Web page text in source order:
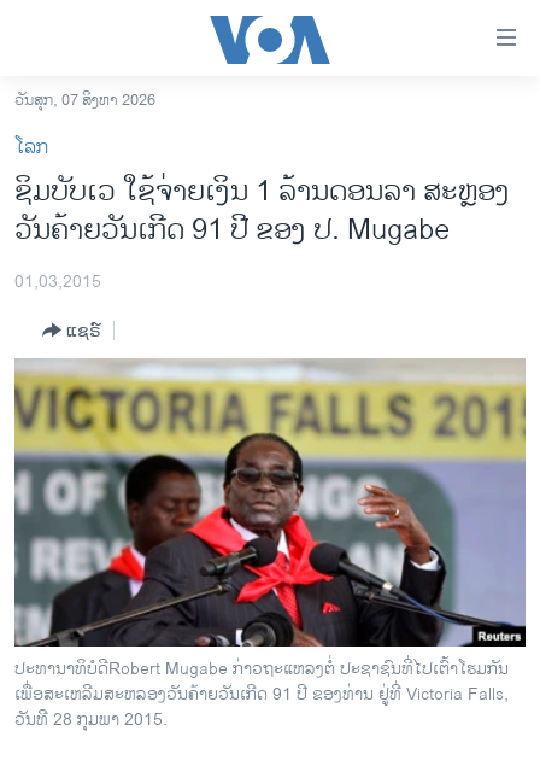
ເຂົ້າ
ຫາ
ຂ້າມ
ຂ້າມ
ຂ້າມ
ຫາ
ລາວ
ອາເມຣິກາ
ຂ່າວ​ຈີນ
ໂລກ
ເອເຊຍ
ອິດສະຫຼະພາບດ້ານການຂ່າວ
ຊີວິດຊາວລາວ
ຊຸມຊົນຊາວລາວ
ວິທະຍາສາດ-ເທັກໂນໂລຈີ
ທຸລະກິດ
ພາສາອັງກິດ
ວີດີໂອ
ສຽງ
ວັນສຸກ, 07 ສິງຫາ 2026
ໂລກ
ຊິ​ມບັບ​ເວ ໃຊ້ຈ່າຍເງິນ 1 ລ້ານດອນລາ ສະຫຼອງ
ວັນ​ຄ້າຍວັນ​ເກີດ​ 91 ປີ​ ຂອງ​ ປ. Mugabe
01,03,2015
ແຊຣ໌
ປະທານາທິບໍດີRobert Mugabe ກ່າວຖະແຫລງຕໍ່ ປະຊາຊົນທີ່ໄປເຕົ້າໂຮມກັນ
ເພື່ອສະ​ເຫລີ​ມສະຫລອງວັນ​ຄ້າຍວັນ​ເກີດ​ 91 ປີ​ ຂອງ​ທ່ານ ຢູ່ທີ່ Victoria Falls,
ວັນທີ 28 ກຸມພາ 2015.